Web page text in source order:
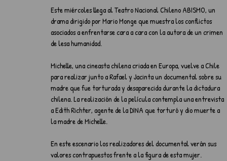
Este miércoles llega al Teatro Nacional Chileno ABISMO, un
drama dirigido por Mario Monge que muestra los conflictos
asociados a enfrentarse cara a cara con la autora de un crimen
de lesa humanidad.
Michelle, una cineasta chilena criada en Europa, vuelve a Chile
para realizar junto a Rafael y Jacinta un documental sobre su
madre que fue torturada y desaparecida durante la dictadura
chilena. La realización de la película contempla una entrevista
a Edith Richter, agente de la DINA que torturó y dio muerte a
la madre de Michelle.
En este escenario los realizadores del documental verán sus
valores contrapuestos frente a la figura de esta mujer.